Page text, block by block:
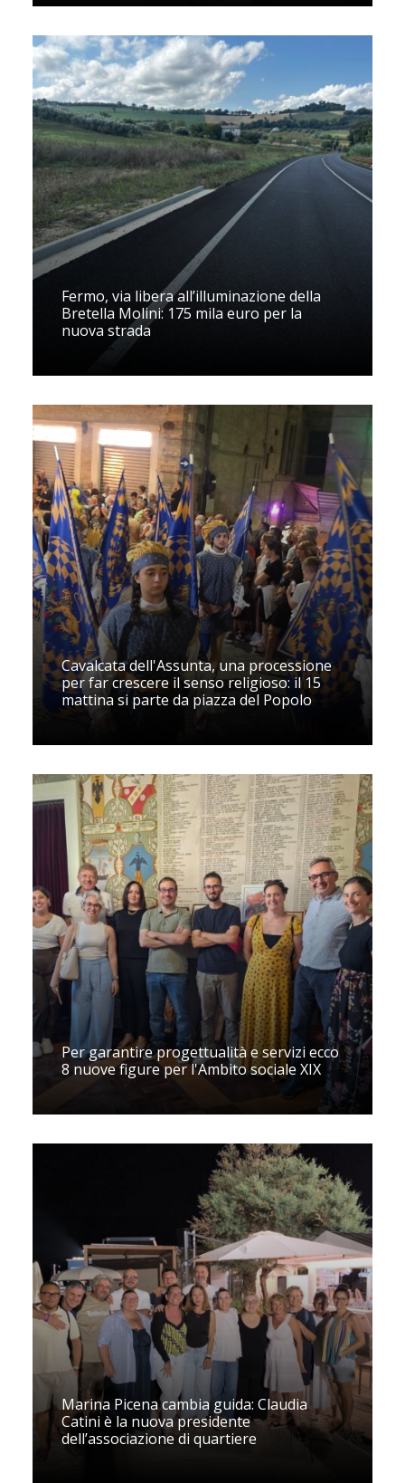
Fermo, via libera all’illuminazione della
Bretella Molini: 175 mila euro per la
nuova strada
Cavalcata dell'Assunta, una processione
per far crescere il senso religioso: il 15
mattina si parte da piazza del Popolo
Per garantire progettualità e servizi ecco
8 nuove figure per l'Ambito sociale XIX
Marina Picena cambia guida: Claudia
Catini è la nuova presidente
dell’associazione di quartiere